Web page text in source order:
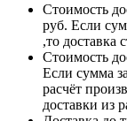
Стоимость
руб. Если
,то
Стоимость
Если сумма
расчёт
доставки из